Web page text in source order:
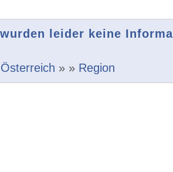
leider keine
Österreich » » Region